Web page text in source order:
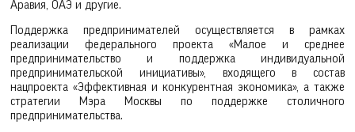
Аравия, ОАЭ и другие.
Поддержка предпринимателей осуществляется в рамках
реализации федерального проекта «Малое и среднее
предпринимательство и поддержка индивидуальной
предпринимательской инициативы», входящего в состав
нацпроекта «Эффективная и конкурентная экономика», а также
стратегии Мэра Москвы по поддержке столичного
предпринимательства.